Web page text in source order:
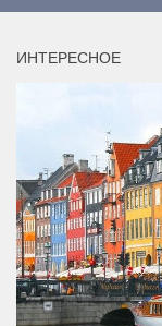
ИНТЕРЕСНОЕ